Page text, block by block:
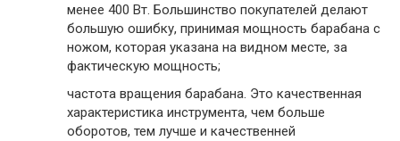
менее 400 Вт. Большинство покупателей делают
большую ошибку, принимая мощность барабана с
ножом, которая указана на видном месте, за
фактическую мощность;
частота вращения барабана. Это качественная
характеристика инструмента, чем больше
оборотов, тем лучше и качественней